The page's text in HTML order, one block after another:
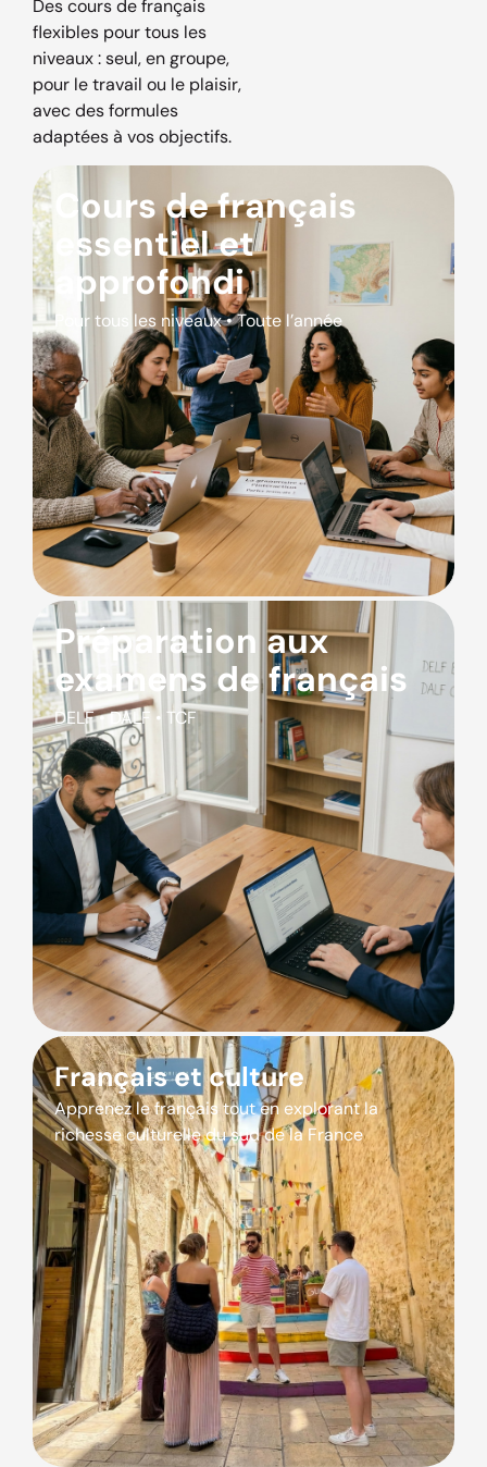
Des cours de français
flexibles pour tous les
niveaux : seul, en groupe,
pour le travail ou le plaisir,
avec des formules
adaptées à vos objectifs.
Cours de français
essentiel et
approfondi
Pour tous les niveaux • Toute l’année
Préparation aux
examens de français
DELF • DALF • TCF
Français et culture
Apprenez le français tout en explorant la
richesse culturelle du sud de la France